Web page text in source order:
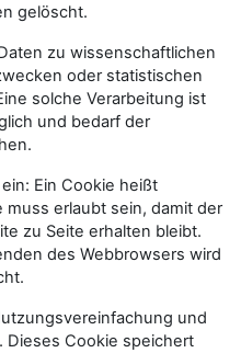
gelöscht.
zu wissenschaftlichen
oder statistischen
solche Verarbeitung ist
und bedarf der
Ein Cookie heißt
muss erlaubt sein, damit der
zu Seite erhalten bleibt.
des Webbrowsers wird
und
Dieses Cookie speichert